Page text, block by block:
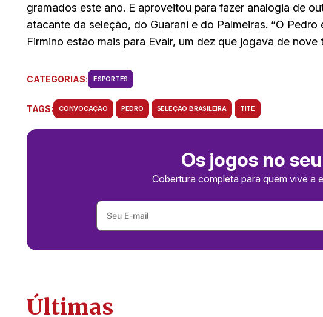
gramados este ano. E aproveitou para fazer analogia de
atacante da seleção, do Guarani e do Palmeiras. “O
Firmino estão mais para Evair, um dez que jogava de nove
CATEGORIAS: ESPORTES
TAGS: CONVOCAÇÃO PEDRO SELEÇÃO BRASILEIRA TITE
Os jogos no
Cobertura completa para quem vive a
Últimas